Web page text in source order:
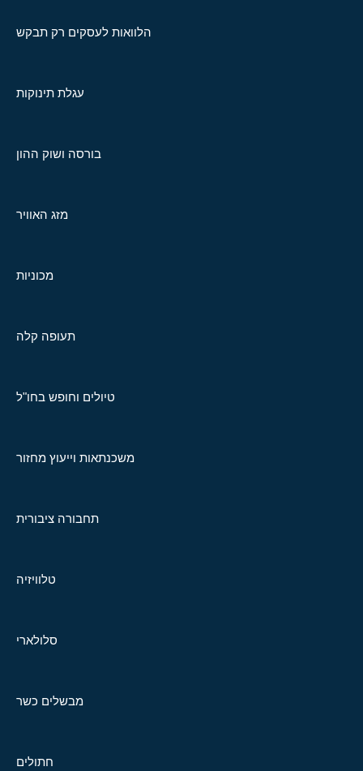
הלוואות לעסקים רק תבקש
עגלת תינוקות
בורסה ושוק ההון
מזג האוויר
מכוניות
תעופה קלה
טיולים וחופש בחו"ל
משכנתאות וייעוץ מחזור
תחבורה ציבורית
טלוויזיה
סלולארי
מבשלים כשר
חתולים